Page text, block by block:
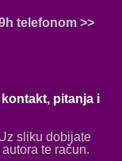
telefonom >>
kontakt, pitanja i
sliku dobijate
te račun.